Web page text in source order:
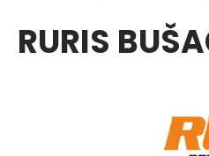
RURIS